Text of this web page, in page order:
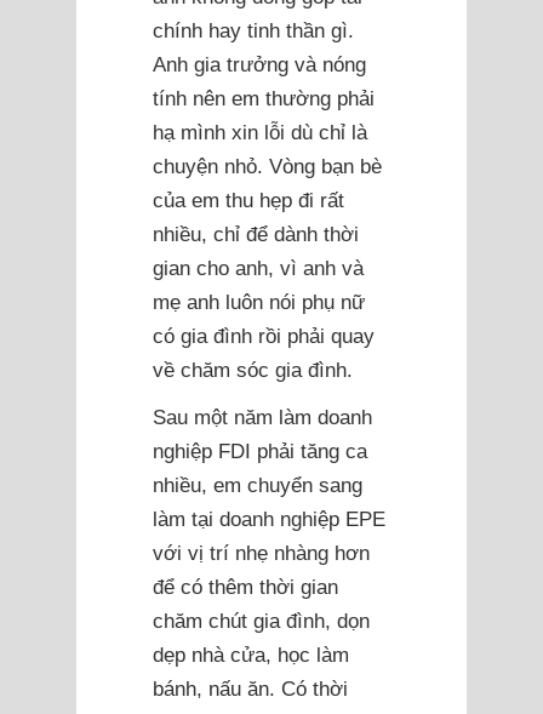
chính hay tinh thần gì.
Anh gia trưởng và nóng
tính nên em thường phải
hạ mình xin lỗi dù chỉ là
chuyện nhỏ. Vòng bạn bè
của em thu hẹp đi rất
nhiều, chỉ để dành thời
gian cho anh, vì anh và
mẹ anh luôn nói phụ nữ
có gia đình rồi phải quay
về chăm sóc gia đình.
Sau một năm làm doanh
nghiệp FDI phải tăng ca
nhiều, em chuyển sang
làm tại doanh nghiệp EPE
với vị trí nhẹ nhàng hơn
để có thêm thời gian
chăm chút gia đình, dọn
dẹp nhà cửa, học làm
bánh, nấu ăn. Có thời